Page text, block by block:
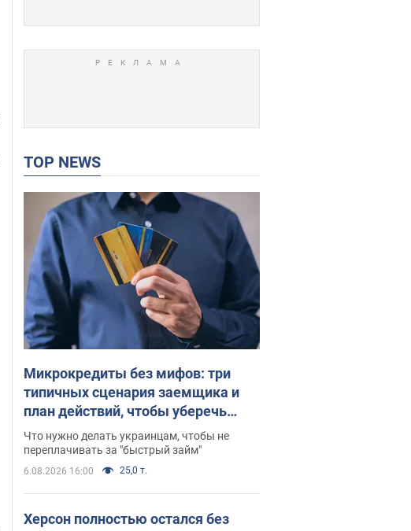
TOP NEWS
Микрокредиты без мифов: три
типичных сценария заемщика и
план действий, чтобы уберечь
свои деньги
Что нужно делать украинцам, чтобы не
переплачивать за "быстрый займ"
6.08.2026 16:00 25,0 т.
Херсон полностью остался без